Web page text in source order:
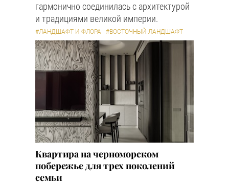
гармонично соединилась с архитектурой
и традициями великой империи.
#ЛАНДШАФТ И ФЛОРА #ВОСТОЧНЫЙ ЛАНДШАФТ
Квартира на черноморском
побережье для трех поколений
семьи